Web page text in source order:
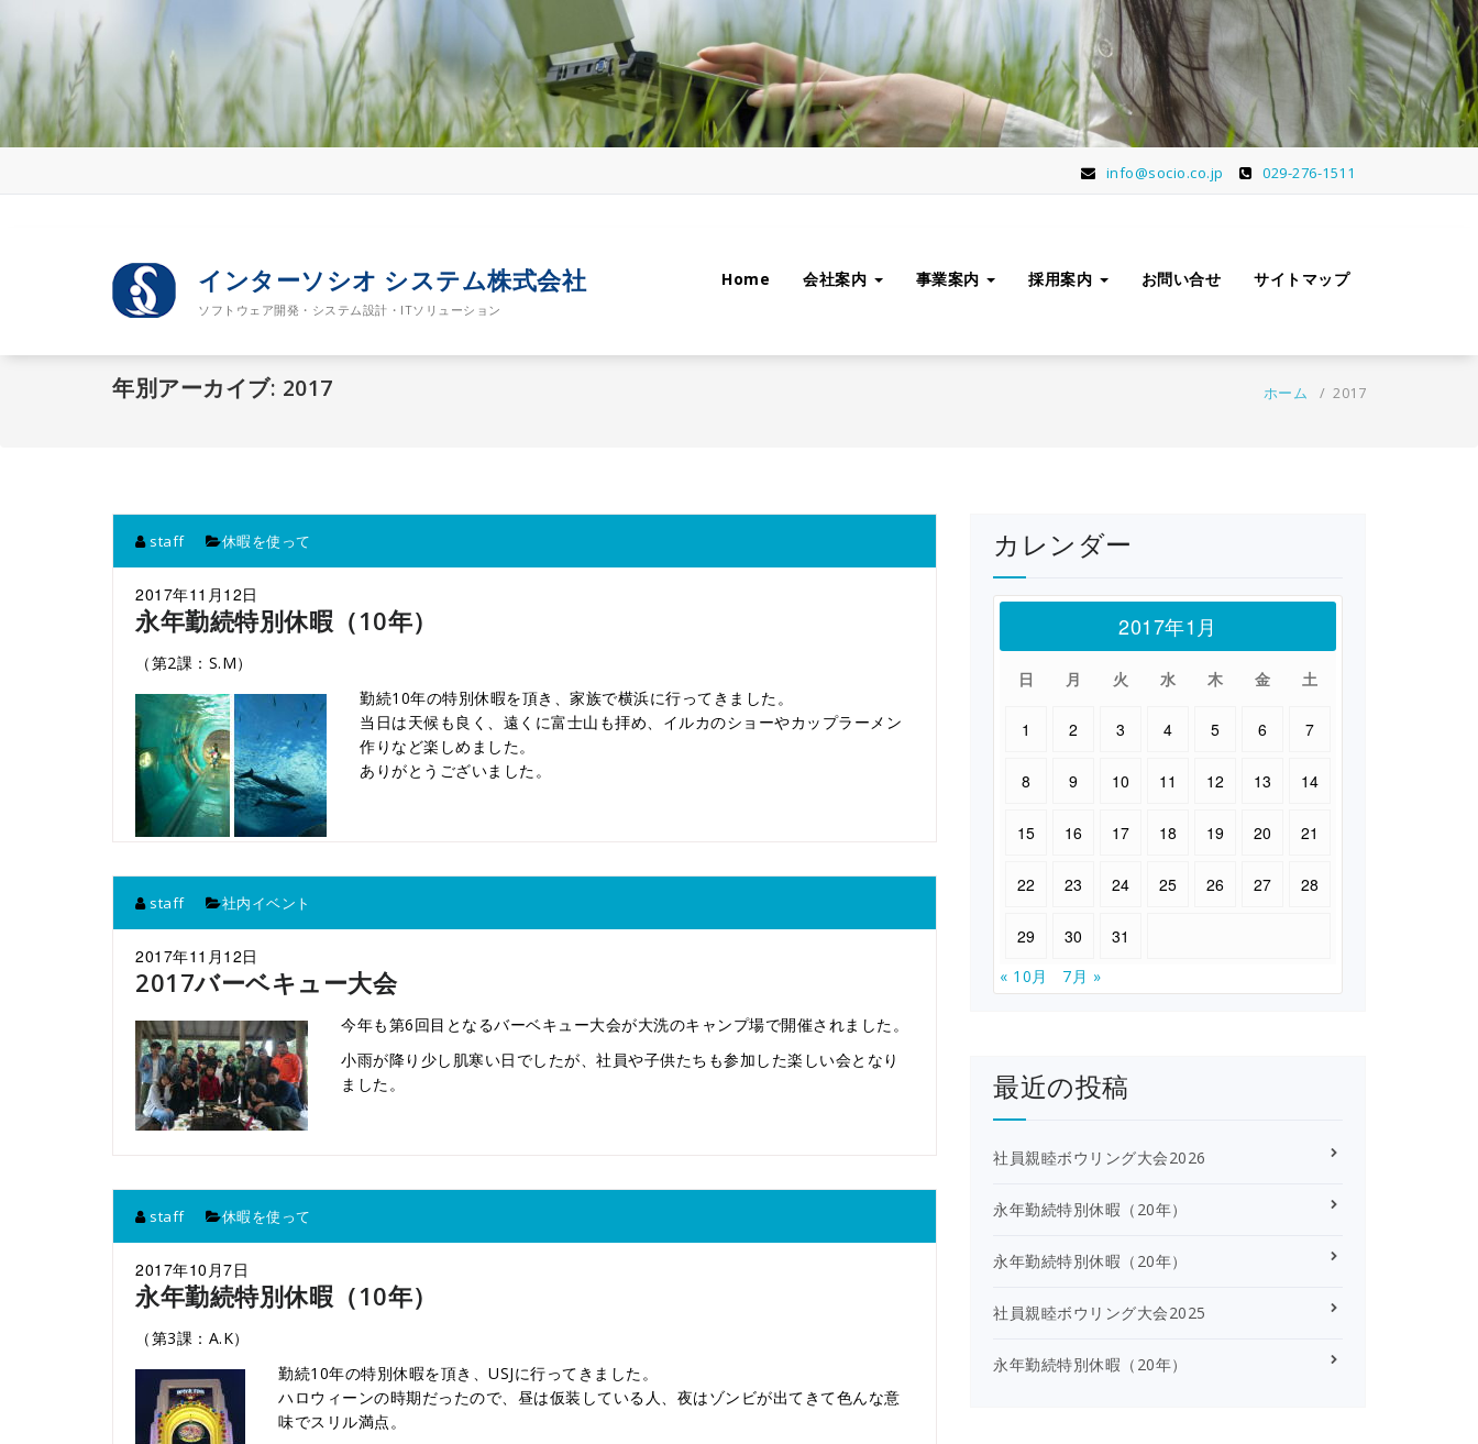
テ
ツ
へ
移
info@socio.co.jp 029-276-1511
インターソシオ システム株式会社
ソフトウェア開発・システム設計・ITソリューション
Home 会社案内 事業案内 採用案内 お問い合せ サイトマップ
年別アーカイブ: 2017 ホーム / 2017
staff 休暇を使って
2017年11月12日
永年勤続特別休暇（10年）
（第2課：S.M）
勤続10年の特別休暇を頂き、家族で横浜に行ってきました。
当日は天候も良く、遠くに富士山も拝め、イルカのショーやカップラーメン
作りなど楽しめました。
ありがとうございました。
staff 社内イベント
2017年11月12日
2017バーベキュー大会
今年も第6回目となるバーベキュー大会が大洗のキャンプ場で開催されました。
小雨が降り少し肌寒い日でしたが、社員や子供たちも参加した楽しい会となり
ました。
staff 休暇を使って
2017年10月7日
永年勤続特別休暇（10年）
（第3課：A.K）
勤続10年の特別休暇を頂き、USJに行ってきました。
ハロウィーンの時期だったので、昼は仮装している人、夜はゾンビが出てきて色んな意
味でスリル満点。
カレンダー
2017年1月
日 月 火 水 木 金 土
1 2 3 4 5 6 7
8 9 10 11 12 13 14
15 16 17 18 19 20 21
22 23 24 25 26 27 28
29 30 31
« 10月 7月 »
最近の投稿
社員親睦ボウリング大会2026
永年勤続特別休暇（20年）
永年勤続特別休暇（20年）
社員親睦ボウリング大会2025
永年勤続特別休暇（20年）